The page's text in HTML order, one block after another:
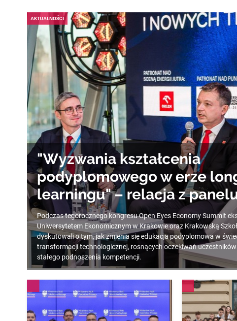
AKTUALNOŚCI
"Wyzwania kształcenia
podyplomowego w erze
learningu" – relacja z panelu
Podczas tegorocznego kongresu Open Eyes Economy Summit
Uniwersytetem Ekonomicznym w Krakowie oraz Krakowską
dyskutowali o tym, jak zmienia się edukacja podyplomowa w
transformacji technologicznej, rosnących oczekiwań
stałego podnoszenia kompetencji.
AKTUALNOŚCI